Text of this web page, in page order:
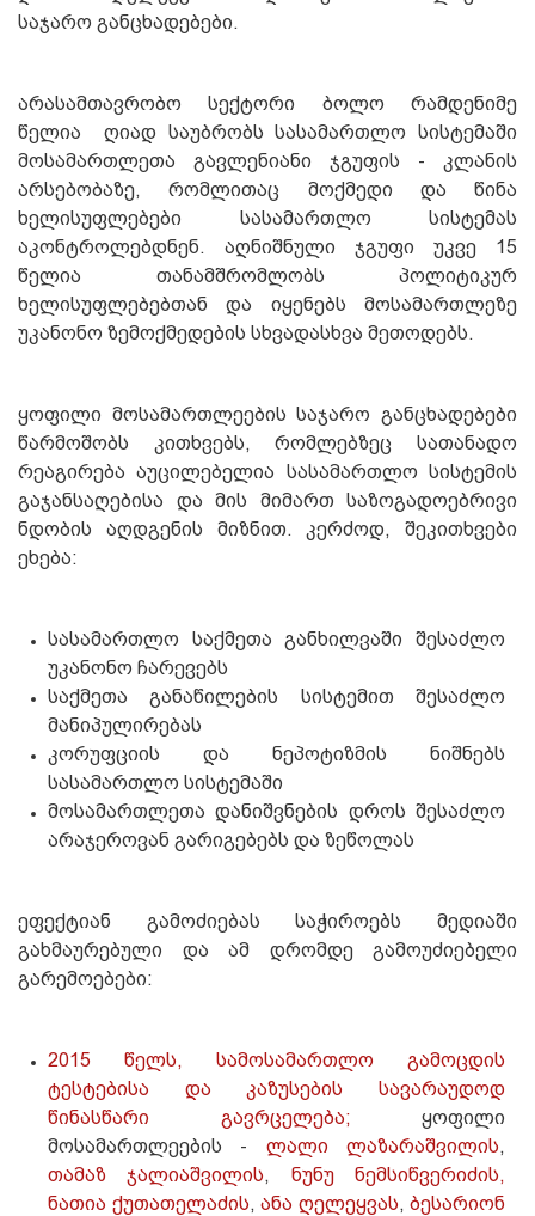
საჯარო განცხადებები.
არასამთავრობო სექტორი ბოლო რამდენიმე
წელია ღიად საუბრობს სასამართლო სისტემაში
მოსამართლეთა გავლენიანი ჯგუფის - კლანის
არსებობაზე, რომლითაც მოქმედი და წინა
ხელისუფლებები სასამართლო სისტემას
აკონტროლებდნენ. აღნიშნული ჯგუფი უკვე 15
წელია თანამშრომლობს პოლიტიკურ
ხელისუფლებებთან და იყენებს მოსამართლეზე
უკანონო ზემოქმედების სხვადასხვა მეთოდებს.
ყოფილი მოსამართლეების საჯარო განცხადებები
წარმოშობს კითხვებს, რომლებზეც სათანადო
რეაგირება აუცილებელია სასამართლო სისტემის
გაჯანსაღებისა და მის მიმართ საზოგადოებრივი
ნდობის აღდგენის მიზნით. კერძოდ, შეკითხვები
ეხება:
სასამართლო საქმეთა განხილვაში შესაძლო
უკანონო ჩარევებს
საქმეთა განაწილების სისტემით შესაძლო
მანიპულირებას
კორუფციის და ნეპოტიზმის ნიშნებს
სასამართლო სისტემაში
მოსამართლეთა დანიშვნების დროს შესაძლო
არაჯეროვან გარიგებებს და ზეწოლას
ეფექტიან გამოძიებას საჭიროებს მედიაში
გახმაურებული და ამ დრომდე გამოუძიებელი
გარემოებები:
2015 წელს, სამოსამართლო გამოცდის
ტესტებისა და კაზუსების სავარაუდოდ
წინასწარი გავრცელება; ყოფილი
მოსამართლეების - ლალი ლაზარაშვილის,
თამაზ ჯალიაშვილის, ნუნუ ნემსიწვერიძის,
ნათია ქუთათელაძის, ანა ღელეყვას, ბესარიონ